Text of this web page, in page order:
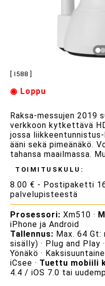
[ I588 ]
◉ Loppu
Raksa-messujen 2019
verkkoon kytkettävä
jossa
ääni sekä pimeänäkö.
tahansa maailmassa.
TOIMITUSKULU:
8.00 € - Postipaketti
palvelupisteestä
Prosessori: Xm510 ·
iPhone ja Android
Tallennus: Max. 64
sisälly) · Plug and Play
Yönäkö ·
iCsee · Tuettu mobiili
4.4 / iOS 7.0 tai